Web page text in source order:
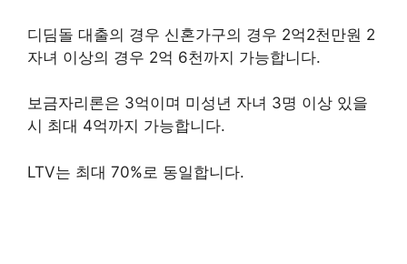
디딤돌 대출의 경우 신혼가구의 경우 2억2천만원 2
자녀 이상의 경우 2억 6천까지 가능합니다.
보금자리론은 3억이며 미성년 자녀 3명 이상 있을
시 최대 4억까지 가능합니다.
LTV는 최대 70%로 동일합니다.